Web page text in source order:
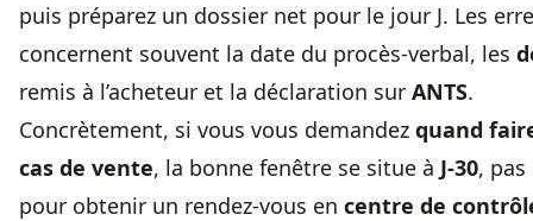
puis préparez un dossier net pour le jour J. Les
concernent souvent la date du procès-verbal, les
remis à l’acheteur et la déclaration sur ANTS.
Concrètement, si vous vous demandez quand
cas de vente, la bonne fenêtre se situe à J-30,
pour obtenir un rendez-vous en centre de